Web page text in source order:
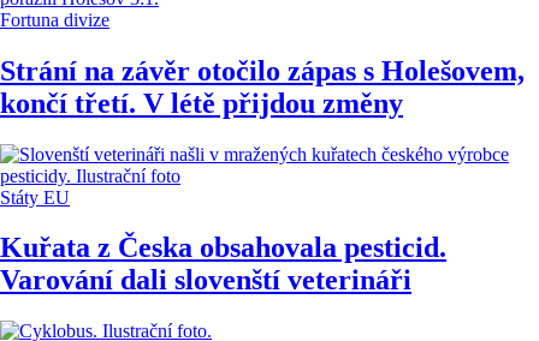
Fortuna divize
Strání na závěr otočilo zápas s Holešovem,
končí třetí. V létě přijdou změny
Státy EU
Kuřata z Česka obsahovala pesticid.
Varování dali slovenští veterináři